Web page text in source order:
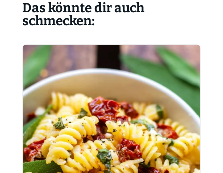
Das könnte dir auch
schmecken: